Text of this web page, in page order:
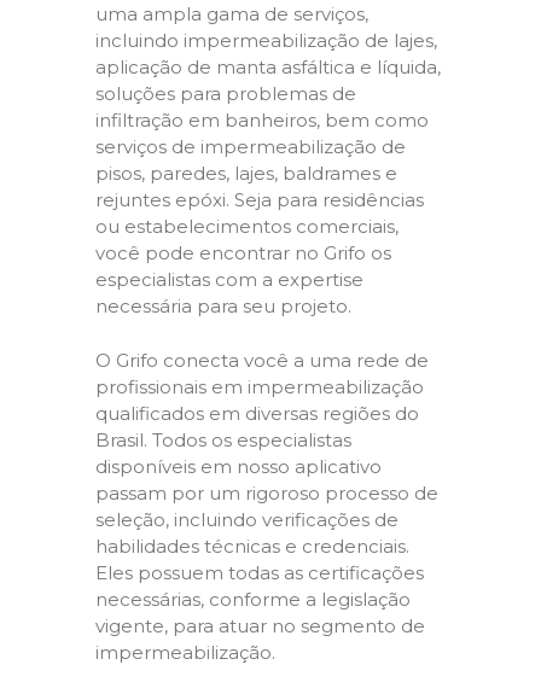
uma ampla gama de serviços,
incluindo impermeabilização de lajes,
aplicação de manta asfáltica e líquida,
soluções para problemas de
infiltração em banheiros, bem como
serviços de impermeabilização de
pisos, paredes, lajes, baldrames e
rejuntes epóxi. Seja para residências
ou estabelecimentos comerciais,
você pode encontrar no Grifo os
especialistas com a expertise
necessária para seu projeto.
O Grifo conecta você a uma rede de
profissionais em impermeabilização
qualificados em diversas regiões do
Brasil. Todos os especialistas
disponíveis em nosso aplicativo
passam por um rigoroso processo de
seleção, incluindo verificações de
habilidades técnicas e credenciais.
Eles possuem todas as certificações
necessárias, conforme a legislação
vigente, para atuar no segmento de
impermeabilização.